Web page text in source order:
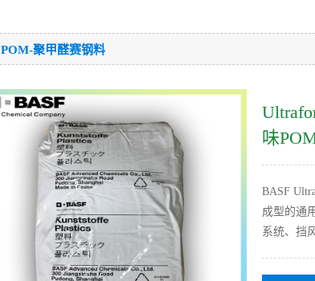
POM-聚甲醛赛钢料
味
BASF
成型的通
系统、挡